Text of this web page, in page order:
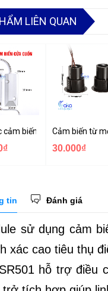
LIÊN QUAN
cảm biến cửa cuốn OC-55
Cảm biến từ
30.000₫
tin Đánh giá
sử dụng cảm
xác cao tiêu thụ
hỗ trợ điều